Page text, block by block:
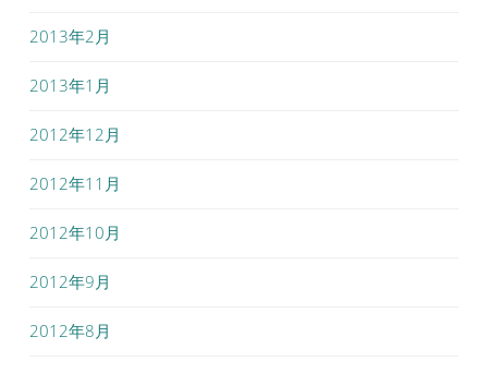
2013年2月
2013年1月
2012年12月
2012年11月
2012年10月
2012年9月
2012年8月